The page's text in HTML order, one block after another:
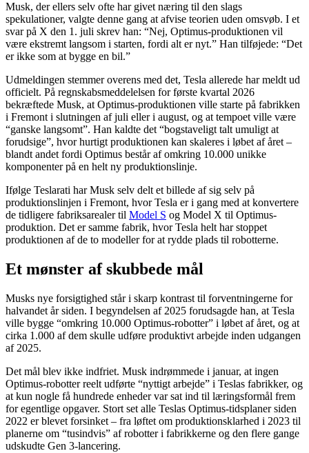
Musk, der ellers selv ofte har givet næring til den slags
spekulationer, valgte denne gang at afvise teorien uden omsvøb. I et
svar på X den 1. juli skrev han: “Nej, Optimus-produktionen vil
være ekstremt langsom i starten, fordi alt er nyt.” Han tilføjede: “Det
er ikke som at bygge en bil.”
Udmeldingen stemmer overens med det, Tesla allerede har meldt ud
officielt. På regnskabsmeddelelsen for første kvartal 2026
bekræftede Musk, at Optimus-produktionen ville starte på fabrikken
i Fremont i slutningen af juli eller i august, og at tempoet ville være
“ganske langsomt”. Han kaldte det “bogstaveligt talt umuligt at
forudsige”, hvor hurtigt produktionen kan skaleres i løbet af året –
blandt andet fordi Optimus består af omkring 10.000 unikke
komponenter på en helt ny produktionslinje.
Ifølge Teslarati har Musk selv delt et billede af sig selv på
produktionslinjen i Fremont, hvor Tesla er i gang med at konvertere
de tidligere fabriksarealer til Model S og Model X til Optimus-
produktion. Det er samme fabrik, hvor Tesla helt har stoppet
produktionen af de to modeller for at rydde plads til robotterne.
Et mønster af skubbede mål
Musks nye forsigtighed står i skarp kontrast til forventningerne for
halvandet år siden. I begyndelsen af 2025 forudsagde han, at Tesla
ville bygge “omkring 10.000 Optimus-robotter” i løbet af året, og at
cirka 1.000 af dem skulle udføre produktivt arbejde inden udgangen
af 2025.
Det mål blev ikke indfriet. Musk indrømmede i januar, at ingen
Optimus-robotter reelt udførte “nyttigt arbejde” i Teslas fabrikker, og
at kun nogle få hundrede enheder var sat ind til læringsformål frem
for egentlige opgaver. Stort set alle Teslas Optimus-tidsplaner siden
2022 er blevet forsinket – fra løftet om produktionsklarhed i 2023 til
planerne om “tusindvis” af robotter i fabrikkerne og den flere gange
udskudte Gen 3-lancering.